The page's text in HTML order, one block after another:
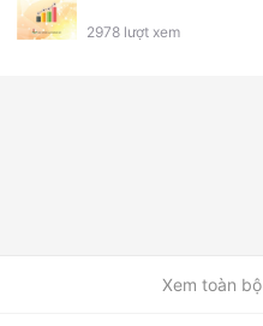
2978 lượt xem
Xem toàn bộ